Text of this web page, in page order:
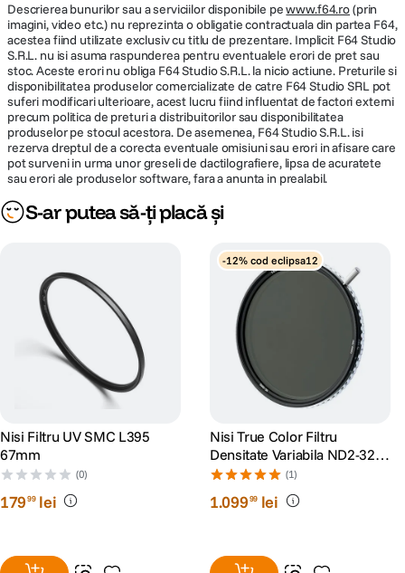
Descrierea bunurilor sau a serviciilor disponibile pewww.f64.ro(prin
imagini, video etc.) nu reprezinta o obligatie contractuala din partea F64,
acestea fiind utilizate exclusiv cu titlu de prezentare. Implicit F64 Studio
S.R.L. nu isi asuma raspunderea pentru eventualele erori de pret sau
stoc. Aceste erori nu obliga F64 Studio S.R.L. la nicio actiune. Preturile si
disponibilitatea produselor comercializate de catre F64 Studio SRL pot
suferi modificari ulterioare, acest lucru fiind influentat de factori externi
precum politica de preturi a distribuitorilor sau disponibilitatea
produselor pe stocul acestora. De asemenea, F64 Studio S.R.L. isi
rezerva dreptul de a corecta eventuale omisiuni sau erori in afisare care
pot surveni in urma unor greseli de dactilografiere, lipsa de acuratete
sau erori ale produselor software, fara a anunta in prealabil.
S-ar putea să-ți placă și
Nisi Filtru UV SMC L395
67mm
(0)
17999 lei
-12% cod eclipsa12
Nisi True Color Filtru
Densitate Variabila ND2-32
82mm
(1)
1.09999 lei